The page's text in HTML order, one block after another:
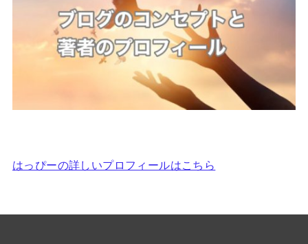
はっぴーの詳しいプロフィールはこちら